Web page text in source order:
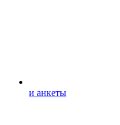
и анкеты